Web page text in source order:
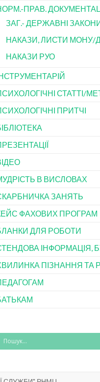
ПРАВ.
ЗАГ.- ДЕРЖАВНІ
НАКАЗИ, ЛИСТИ МОНУ/
НАКАЗИ РУО
СТАТТІ/
ПРИТЧІ
В ВИСЛОВАХ
ЗАНЯТЬ
ФАХОВИХ ПРОГРАМ
ДЛЯ РОБОТИ
ІНФОРМАЦІЯ,
ПІЗНАННЯ ТА